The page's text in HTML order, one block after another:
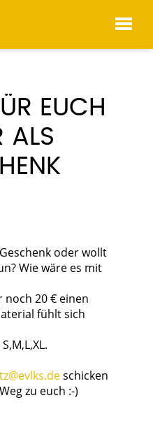
EUCH
ALS
oder wollt
Wie wäre es mit
20 € einen
fühlt sich
schicken
zu euch :-)